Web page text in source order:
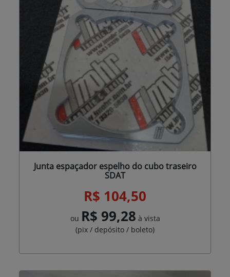
Junta espaçador espelho do cubo traseiro
SDAT
R$ 104,50
ou R$ 99,28 à vista
(pix / depósito / boleto)